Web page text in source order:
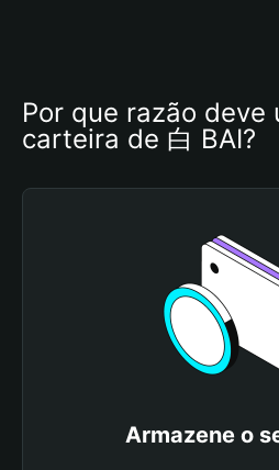
Por que razão deve
carteira de 白 BAI?
Armazene o